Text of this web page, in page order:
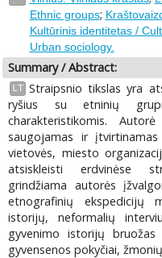
Ethnic groups;
Kultūrinis identitetas /
Urban sociology.
Summary / Abstract:
LT Straipsnio tikslas yra
ryšius su etninių
charakteristikomis.
saugojamas ir
vietovės, miesto
atsiskleisti erdvinėse
grindžiama autorės
etnografinių ekspedicijų
istorijų, neformalių
gyvenimo istorijų
gyvensenos pokyčiai,